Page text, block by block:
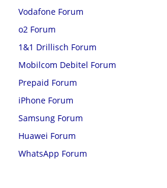
Vodafone Forum
o2 Forum
1&1 Drillisch Forum
Mobilcom Debitel Forum
Prepaid Forum
iPhone Forum
Samsung Forum
Huawei Forum
WhatsApp Forum